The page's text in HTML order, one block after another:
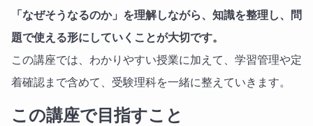
「なぜそうなるのか」を理解しながら、知識を整理し、問
題で使える形にしていくことが大切です。
この講座では、わかりやすい授業に加えて、学習管理や定
着確認まで含めて、受験理科を一緒に整えていきます。
この講座で目指すこと